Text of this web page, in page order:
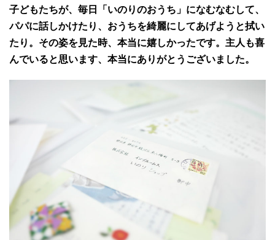
子どもたちが、毎日「いのりのおうち」になむなむして、
パパに話しかけたり、おうちを綺麗にしてあげようと拭い
たり。その姿を見た時、本当に嬉しかったです。主人も喜
んでいると思います、本当にありがとうございました。